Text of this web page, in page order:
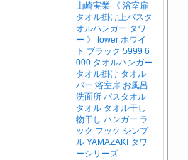
山崎実業 《 浴室扉
タオル掛け上バスタ
オルハンガー タワ
ー 》 tower ホワイ
ト ブラック 5999 6
000 タオルハンガー
タオル掛け タオル
バー 浴室扉 お風呂
洗面所 バスタオル
タオル タオル干し
物干し ハンガー ラ
ック フック シンプ
ル YAMAZAKI タワ
ーシリーズ